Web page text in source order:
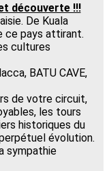
découverte !!!
De Kuala
ce pays attirant.
cultures
BATU CAVE,
de votre circuit,
les tours
historiques du
évolution.
sympathie